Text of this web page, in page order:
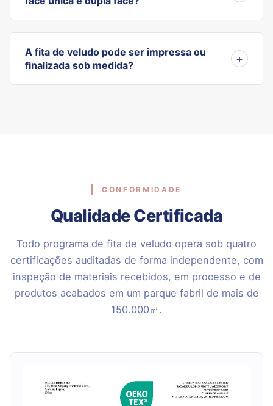
A fita de veludo pode ser impressa ou
finalizada sob medida?
CONFORMIDADE
Qualidade Certificada
Todo programa de fita de veludo opera sob quatro
certificações auditadas de forma independente, com
inspeção de materiais recebidos, em processo e de
produtos acabados em um parque fabril de mais de
150.000㎡.